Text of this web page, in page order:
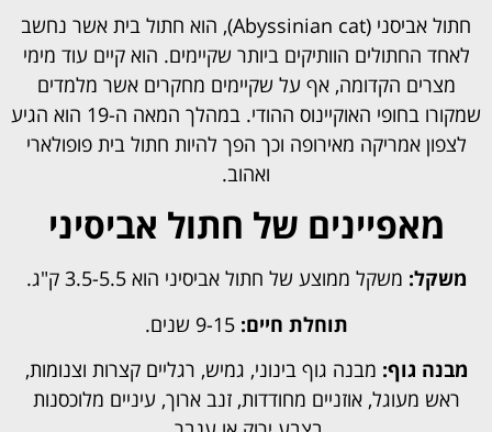
חתול אביסני (Abyssinian cat), הוא חתול בית אשר נחשב
לאחד החתולים הוותיקים ביותר שקיימים. הוא קיים עוד מימי
מצרים הקדומה, אף על שקיימים מחקרים אשר מלמדים
שמקורו בחופי האוקיינוס ההודי. במהלך המאה ה-19 הוא הגיע
לצפון אמריקה מאירופה וכך הפך להיות חתול בית פופולארי
ואהוב.
מאפיינים של חתול אביסיני
משקל: משקל ממוצע של חתול אביסיני הוא 3.5-5.5 ק"ג.
תוחלת חיים: 9-15 שנים.
מבנה גוף: מבנה גוף בינוני, גמיש, רגליים קצרות וצנומות,
ראש מעוגל, אוזניים מחודדות, זנב ארוך, עיניים מלוכסנות